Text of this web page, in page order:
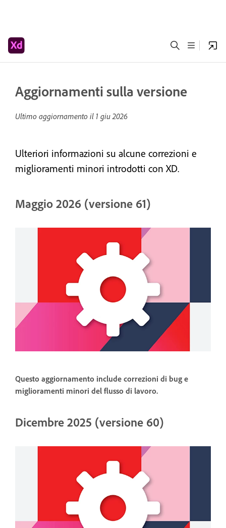
Aggiornamenti sulla versione
Ultimo aggiornamento il 1 giu 2026
Ulteriori informazioni su alcune correzioni e
miglioramenti minori introdotti con XD.
Maggio 2026 (versione 61)
Questo aggiornamento include correzioni di bug e
miglioramenti minori del flusso di lavoro.
Dicembre 2025 (versione 60)